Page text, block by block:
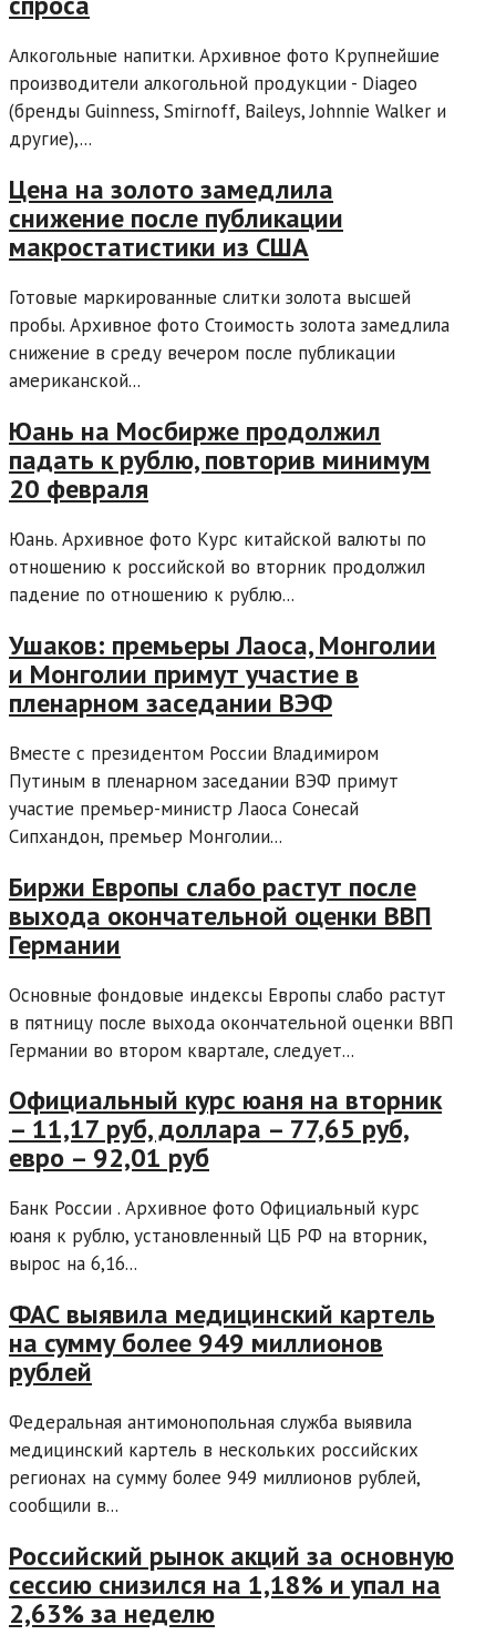
Алкогольные напитки. Архивное фото Крупнейшие
производители алкогольной продукции - Diageo
(бренды Guinness, Smirnoff, Baileys, Johnnie Walker и
другие),...
Цена на золото замедлила
снижение после публикации
макростатистики из США
Готовые маркированные слитки золота высшей
пробы. Архивное фото Стоимость золота замедлила
снижение в среду вечером после публикации
американской...
Юань на Мосбирже продолжил
падать к рублю, повторив минимум
20 февраля
Юань. Архивное фото Курс китайской валюты по
отношению к российской во вторник продолжил
падение по отношению к рублю...
Ушаков: премьеры Лаоса, Монголии
и Монголии примут участие в
пленарном заседании ВЭФ
Вместе с президентом России Владимиром
Путиным в пленарном заседании ВЭФ примут
участие премьер-министр Лаоса Сонесай
Сипхандон, премьер Монголии...
Биржи Европы слабо растут после
выхода окончательной оценки ВВП
Германии
Основные фондовые индексы Европы слабо растут
в пятницу после выхода окончательной оценки ВВП
Германии во втором квартале, следует...
Официальный курс юаня на вторник
– 11,17 руб, доллара – 77,65 руб,
евро – 92,01 руб
Банк России . Архивное фото Официальный курс
юаня к рублю, установленный ЦБ РФ на вторник,
вырос на 6,16...
ФАС выявила медицинский картель
на сумму более 949 миллионов
рублей
Федеральная антимонопольная служба выявила
медицинский картель в нескольких российских
регионах на сумму более 949 миллионов рублей,
сообщили в...
Российский рынок акций за основную
сессию снизился на 1,18% и упал на
2,63% за неделю